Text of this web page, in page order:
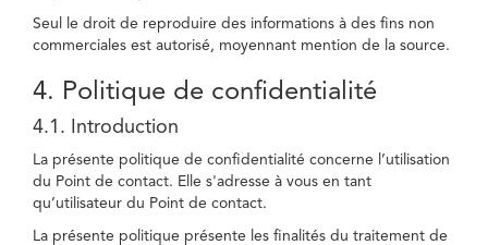
Seul le droit de reproduire des informations à des fins non
commerciales est autorisé, moyennant mention de la source.
4. Politique de confidentialité
4.1. Introduction
La présente politique de confidentialité concerne l’utilisation
du Point de contact. Elle s'adresse à vous en tant
qu’utilisateur du Point de contact.
La présente politique présente les finalités du traitement de